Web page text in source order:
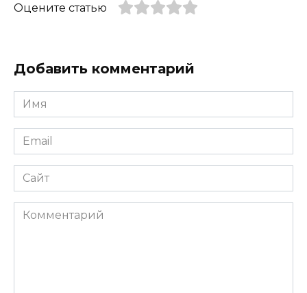
Оцените статью
Добавить комментарий
Имя
*
Email
*
Сайт
Комментарий